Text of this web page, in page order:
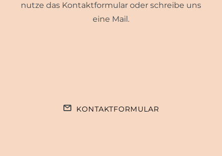
nutze das Kontaktformular oder schreibe uns
eine Mail.
KONTAKTFORMULAR